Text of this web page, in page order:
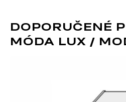
DOPORUČENÉ
MÓDA LUX /